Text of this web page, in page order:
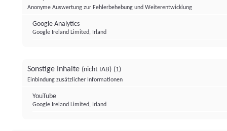
Anonyme Auswertung zur Fehlerbehebung und Weiterentwicklung
Google Analytics
Google Ireland Limited, Irland
Sonstige Inhalte (nicht IAB) (1)
Einbindung zusätzlicher Informationen
YouTube
Google Ireland Limited, Irland